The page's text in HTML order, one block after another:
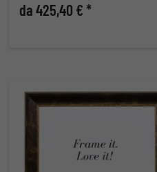
da 425,40 € *